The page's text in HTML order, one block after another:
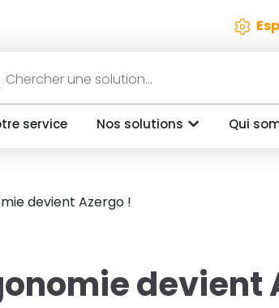
service Nos solutions Qui
devient Azergo !
devient